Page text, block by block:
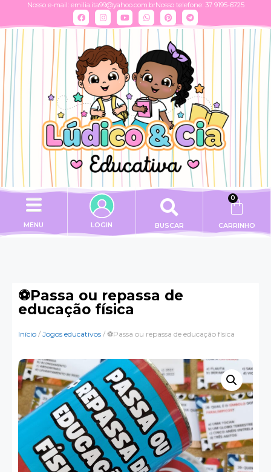
Nosso e-mail: emilia.ita99@yahoo.com.brNosso telefone: 37 9195-6725
MENU LOGIN BUSCAR
0
CARRINHO
⚽Passa ou repassa de
educação física
Início / Jogos educativos / ⚽Passa ou repassa de educação física